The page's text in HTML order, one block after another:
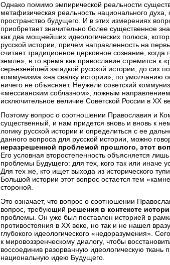
Однако помимо эмпирической реальности
метафизическая реальность национального
пространство будущего. И в этих измерениях
приобретает значительно более существенное
как два мощнейших идеологических полюса,
русской истории, причем направленность на
считает традиционное церковное сознание,
земле», в то время как православие стремится к
серьезнейшей загадкой русской истории, до сих
коммунизма «на свалку истории», по умолчанию
ничего не объясняет. Неужели советский
«мессианским соблазном», ложным
исключительное величие Советской России в XX
Поэтому вопрос о соотношении Православия и
существенный, и нам придется вновь и вновь к
логику русской истории и определиться с ее
данного вопроса для русской истории, можно
неразрешенной проблемой прошлого, этот
Его условная второстепенность объясняется
проблемы Будущего: для тех, кого так или иначе
Для тех же, кто ищет выхода из исторического
Большой истории этот вопрос остается тем
стороной.
Это означает, что вопрос о соотношении
вопрос, требующий решения в контексте
проблемы. Он уже был поставлен историей в
противостояния в XX веке, но так и не нашел
глубокого идеологического «недоразумения».
к мировоззренческому диалогу, чтобы
воссоединив разорванную идеологическую
национальную идею Будущего.